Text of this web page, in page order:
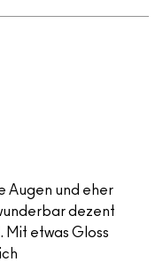
Augen und eher
dezent
Mit etwas Gloss